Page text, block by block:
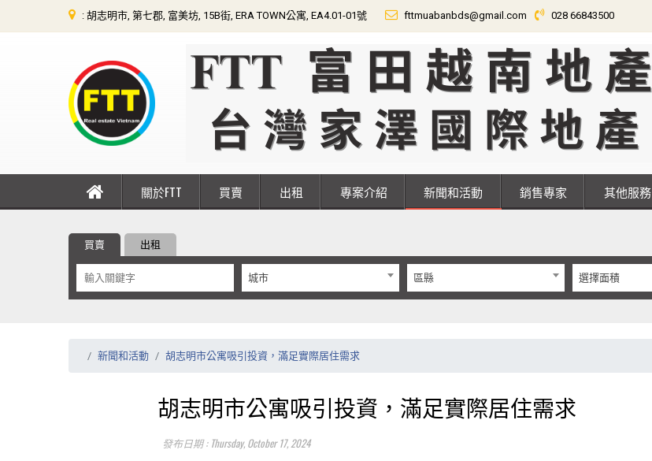
: 胡志明市, 第七郡, 富美坊, 15B街, ERA TOWN公寓, EA4.01-01號 fttmuabanbds@gmail.com 028 66843500
關於FTT 買賣 出租 專案介紹 新聞和活動 銷售專家 其他服務
買賣 出租
城市 區縣 選擇面積
新聞和活動 胡志明市公寓吸引投資，滿足實際居住需求
胡志明市公寓吸引投資，滿足實際居住需求
發布日期 : Thursday, October 17, 2024